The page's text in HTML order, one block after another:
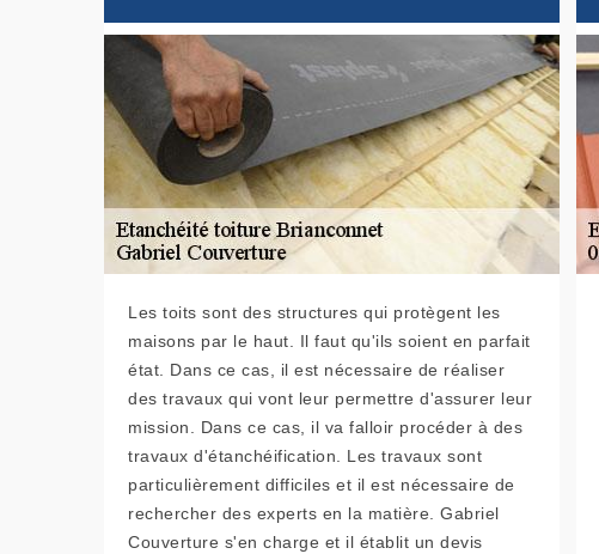
Les toits sont des structures qui protègent les
maisons par le haut. Il faut qu'ils soient en parfait
état. Dans ce cas, il est nécessaire de réaliser
des travaux qui vont leur permettre d'assurer leur
mission. Dans ce cas, il va falloir procéder à des
travaux d'étanchéification. Les travaux sont
particulièrement difficiles et il est nécessaire de
rechercher des experts en la matière. Gabriel
Couverture s'en charge et il établit un devis